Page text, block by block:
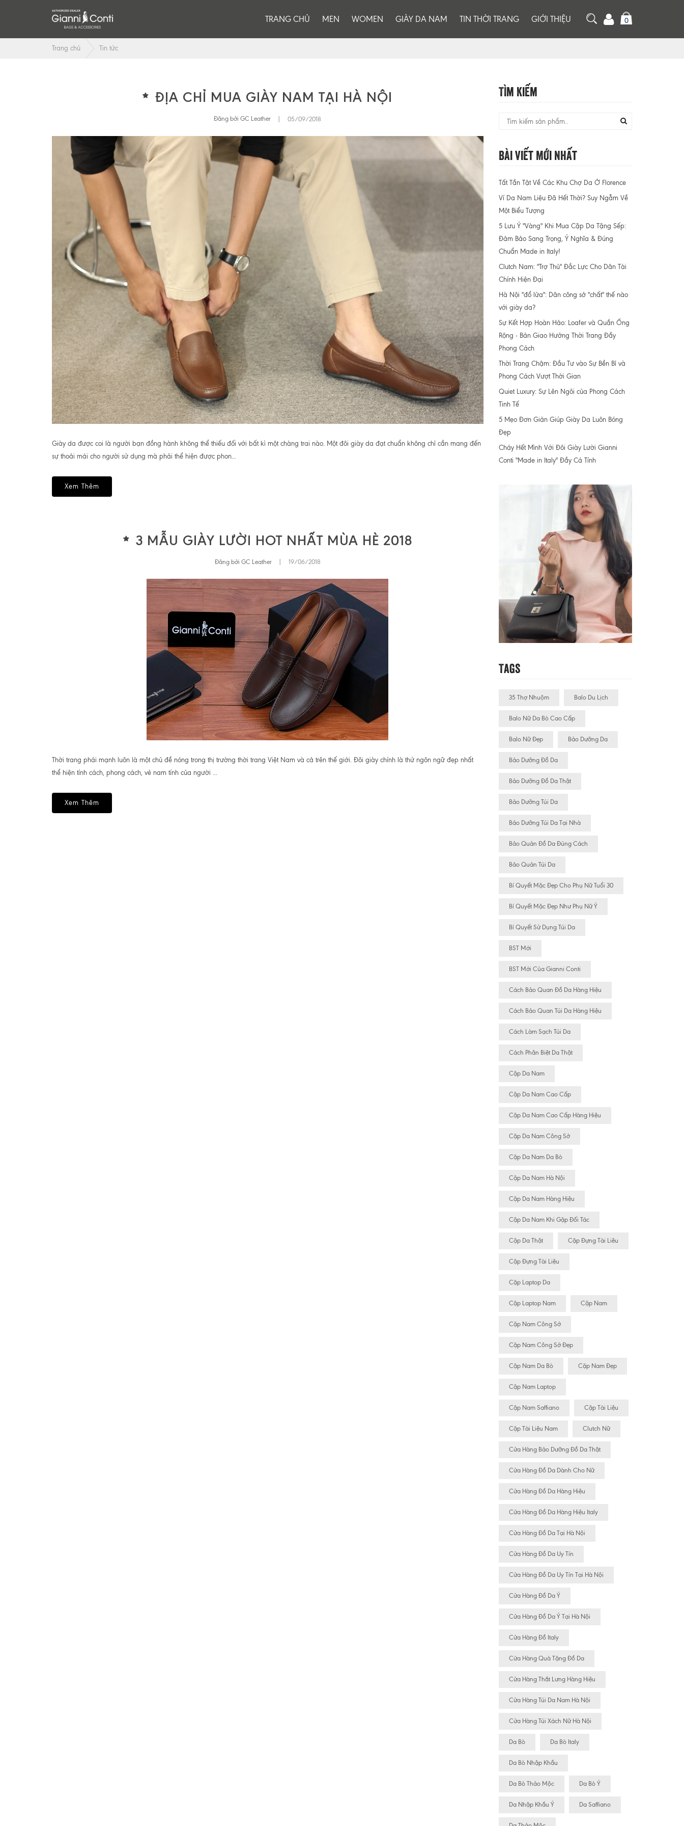
TRANG CHỦ MEN WOMEN GIÀY DA NAM TIN THỜI TRANG GIỚI THIỆU 0
Trang chủ Tin tức
ĐỊA CHỈ MUA GIÀY NAM TẠI HÀ NỘI
Đăng bởi GC Leather 05/09/2018
Giày da được coi là người bạn đồng hành không thể thiếu đối với bất kì một chàng trai nào. Một đôi giày da đạt chuẩn không chỉ cần mang đến
sự thoải mái cho người sử dụng mà phải thể hiện được phon...
Xem Thêm
3 MẪU GIÀY LƯỜI HOT NHẤT MÙA HÈ 2018
Đăng bởi GC Leather 19/06/2018
Thời trang phái mạnh luôn là một chủ đề nóng trong thị trường thời trang Việt Nam và cả trên thế giới. Đôi giày chính là thứ ngôn ngữ đẹp nhất
thể hiện tính cách, phong cách, vẻ nam tính của người ...
Xem Thêm
Tìm Kiếm
Bài Viết Mới Nhất
Tất Tần Tật Về Các Khu Chợ Da Ở Florence
Ví Da Nam Liệu Đã Hết Thời? Suy Ngẫm Về
Một Biểu Tượng
5 Lưu Ý "Vàng" Khi Mua Cặp Da Tặng Sếp:
Đảm Bảo Sang Trọng, Ý Nghĩa & Đúng
Chuẩn Made in Italy!
Clutch Nam: "Trợ Thủ" Đắc Lực Cho Dân Tài
Chính Hiện Đại
Hà Nội "đổ lửa": Dân công sở "chất" thế nào
với giày da?
Sự Kết Hợp Hoàn Hảo: Loafer và Quần Ống
Rộng - Bản Giao Hưởng Thời Trang Đầy
Phong Cách
Thời Trang Chậm: Đầu Tư vào Sự Bền Bỉ và
Phong Cách Vượt Thời Gian
Quiet Luxury: Sự Lên Ngôi của Phong Cách
Tinh Tế
5 Mẹo Đơn Giản Giúp Giày Da Luôn Bóng
Đẹp
Cháy Hết Mình Với Đôi Giày Lười Gianni
Conti "Made in Italy" Đầy Cá Tính
Tags
35 Thợ Nhuộm Balo Du Lịch
Balo Nữ Da Bò Cao Cấp
Balo Nữ Đẹp Bảo Dưỡng Da
Bảo Dưỡng Đồ Da
Bảo Dưỡng Đồ Da Thật
Bảo Dưỡng Túi Da
Bảo Dưỡng Túi Da Tại Nhà
Bảo Quản Đồ Da Đúng Cách
Bảo Quản Túi Da
Bí Quyết Mặc Đẹp Cho Phụ Nữ Tuổi 30
Bí Quyết Mặc Đẹp Như Phụ Nữ Ý
Bí Quyết Sử Dụng Túi Da
BST Mới
BST Mới Của Gianni Conti
Cách Bảo Quan Đồ Da Hàng Hiệu
Cách Bảo Quan Túi Da Hàng Hiệu
Cách Làm Sạch Túi Da
Cách Phân Biệt Da Thật
Cặp Da Nam
Cặp Da Nam Cao Cấp
Cặp Da Nam Cao Cấp Hàng Hiệu
Cặp Da Nam Công Sở
Cặp Da Nam Da Bò
Cặp Da Nam Hà Nội
Cặp Da Nam Hàng Hiệu
Cặp Da Nam Khi Gặp Đối Tác
Cặp Da Thật Cặp Đựng Tài Liêu
Cặp Đựng Tài Liệu
Cặp Laptop Da
Cặp Laptop Nam Cặp Nam
Cặp Nam Công Sở
Cặp Nam Công Sở Đẹp
Cặp Nam Da Bò Cặp Nam Đẹp
Cặp Nam Laptop
Cặp Nam Saffiano Cặp Tài Liệu
Cặp Tài Liệu Nam Clutch Nữ
Cửa Hàng Bảo Dưỡng Đồ Da Thật
Cửa Hàng Đồ Da Dành Cho Nữ
Cửa Hàng Đồ Da Hàng Hiệu
Cửa Hàng Đồ Da Hàng Hiệu Italy
Cửa Hàng Đồ Da Tại Hà Nội
Cửa Hàng Đồ Da Uy Tín
Cửa Hàng Đồ Da Uy Tín Tại Hà Nội
Cửa Hàng Đồ Da Ý
Cửa Hàng Đồ Da Ý Tại Hà Nội
Cửa Hàng Đồ Italy
Cửa Hàng Quà Tặng Đồ Da
Cửa Hàng Thắt Lưng Hàng Hiệu
Cửa Hàng Túi Da Nam Hà Nội
Cửa Hàng Túi Xách Nữ Hà Nội
Da Bò Da Bò Italy
Da Bò Nhập Khẩu
Da Bò Thảo Mộc Da Bò Ý
Da Nhập Khẩu Ý Da Saffiano